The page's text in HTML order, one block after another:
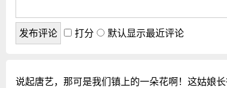
打分 默认显示最近评论
说起唐艺，那可是我们镇上的一朵花啊！这姑娘